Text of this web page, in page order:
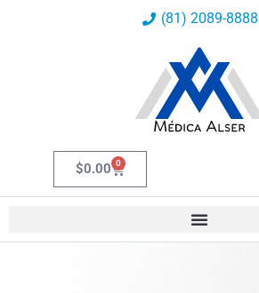
(81) 2089-8888
$0.00 0
Carrito